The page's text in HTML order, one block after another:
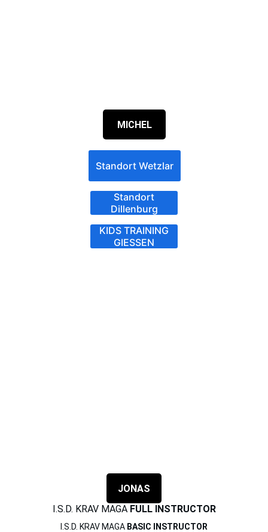
MICHEL
Standort Wetzlar
Standort
Dillenburg
JONAS
I.S.D. KRAV MAGA FULL INSTRUCTOR
KIDS TRAINING
GIESSEN
I.S.D. KRAV MAGA BASIC INSTRUCTOR